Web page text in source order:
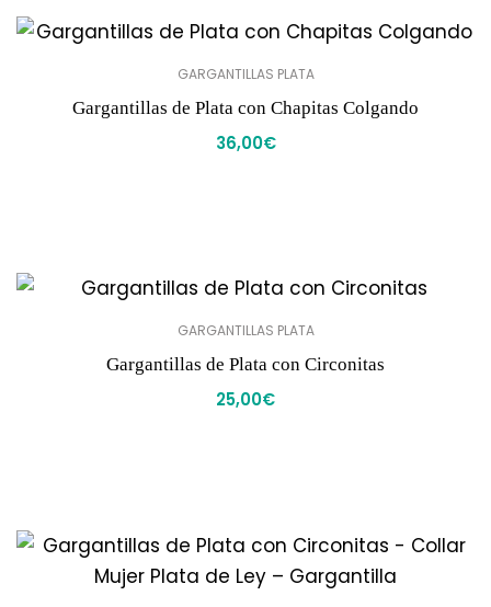
GARGANTILLAS PLATA
Gargantillas de Plata con Chapitas Colgando
36,00€
GARGANTILLAS PLATA
Gargantillas de Plata con Circonitas
25,00€